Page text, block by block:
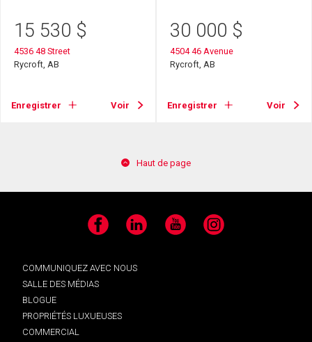
15 530 $
4536 48 Street
Rycroft, AB
Enregistrer Voir
30 000 $
4504 46 Avenue
Rycroft, AB
Enregistrer Voir
Haut de page
Facebook LinkedIn YouTube Instagram
COMMUNIQUEZ AVEC NOUS
SALLE DES MÉDIAS
BLOGUE
PROPRIÉTÉS LUXUEUSES
COMMERCIAL